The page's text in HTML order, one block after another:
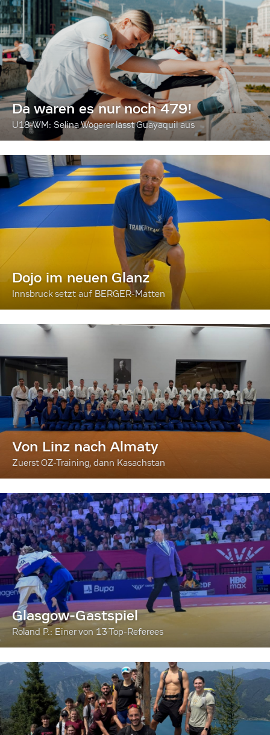
Da waren es nur noch 479!
U18-WM: Selina Wögerer lässt Guayaquil aus
Dojo im neuen Glanz
Innsbruck setzt auf BERGER-Matten
Von Linz nach Almaty
Zuerst OZ-Training, dann Kasachstan
Glasgow-Gastspiel
Roland P.: Einer von 13 Top-Referees